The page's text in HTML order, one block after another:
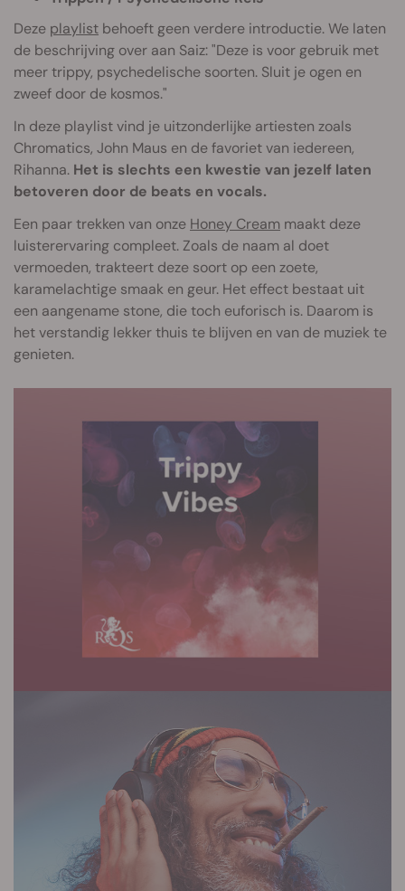
Deze playlist behoeft geen verdere introductie. We laten
de beschrijving over aan Saiz: "Deze is voor gebruik met
meer trippy, psychedelische soorten. Sluit je ogen en
zweef door de kosmos."
In deze playlist vind je uitzonderlijke artiesten zoals
Chromatics, John Maus en de favoriet van iedereen,
Rihanna. Het is slechts een kwestie van jezelf laten
betoveren door de beats en vocals.
Een paar trekken van onze Honey Cream maakt deze
luisterervaring compleet. Zoals de naam al doet
vermoeden, trakteert deze soort op een zoete,
karamelachtige smaak en geur. Het effect bestaat uit
een aangename stone, die toch euforisch is. Daarom is
het verstandig lekker thuis te blijven en van de muziek te
genieten.